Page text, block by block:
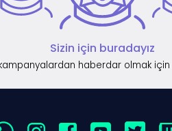
Sizin için buradayız
haberdar olmak için